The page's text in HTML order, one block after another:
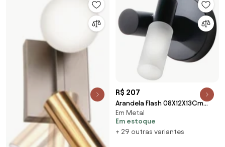
R$ 207
Arandela Flash 08X12X13Cm
Tubo Ponteira Acrílico Móvel
Metal Aluminio... (ROSE FOSCO /
COBRE BRILHO)
Em Metal
Em estoque
+ 29 outras variantes